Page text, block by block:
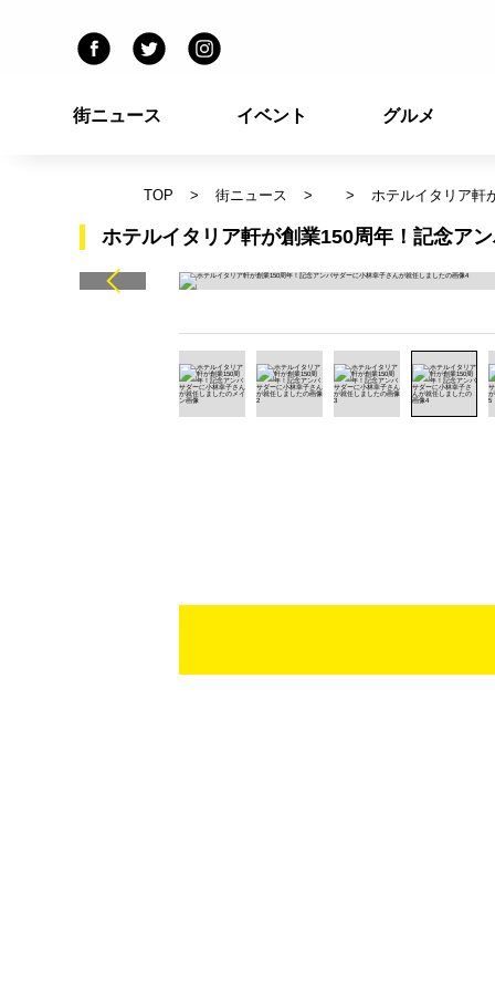
街ニュース イベント グルメ
TOP 街ニュース ホテルイタリア軒
ホテルイタリア軒が創業150周年！記念ア